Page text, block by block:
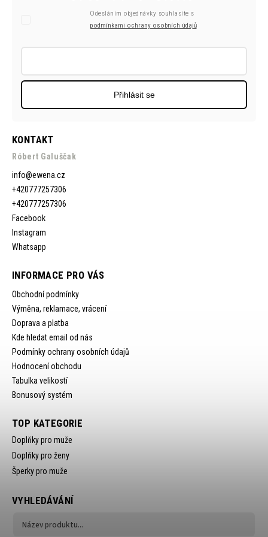
KONTAKT
Róbert Galuščak
info@ewena.cz
+420777257306
+420777257306
Facebook
Instagram
Whatsapp
INFORMACE PRO VÁS
Obchodní podmínky
Výměna, reklamace, vrácení
Doprava a platba
Kde hledat email od nás
Podmínky ochrany osobních údajů
Hodnocení obchodu
Tabulka velikostí
Bonusový systém
Odesláním objednávky souhlasíte s
podmínkami ochrany osobních údajů
Přihlásit se
TOP KATEGORIE
Doplňky pro muže
Doplňky pro ženy
Šperky pro muže
VYHLEDÁVÁNÍ